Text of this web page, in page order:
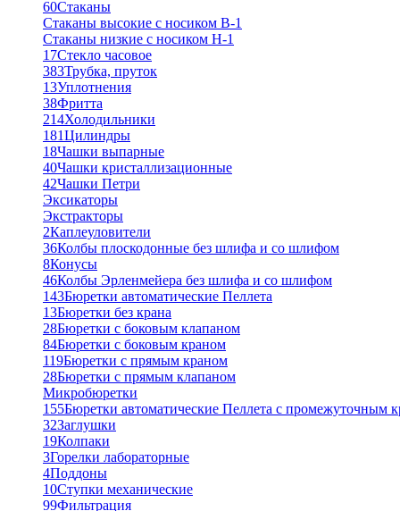
60Стаканы
Стаканы высокие с носиком В-1
Стаканы низкие с носиком Н-1
17Стекло часовое
383Трубка, пруток
13Уплотнения
38Фритта
214Холодильники
181Цилиндры
18Чашки выпарные
40Чашки кристаллизационные
42Чашки Петри
Эксикаторы
Экстракторы
2Каплеуловители
36Колбы плоскодонные без шлифа и со шлифом
8Конусы
46Колбы Эрленмейера без шлифа и со шлифом
143Бюретки автоматические Пеллета
13Бюретки без крана
28Бюретки с боковым клапаном
84Бюретки с боковым краном
119Бюретки с прямым краном
28Бюретки с прямым клапаном
Микробюретки
155Бюретки автоматические Пеллета с промежуточным
32Заглушки
19Колпаки
3Горелки лабораторные
4Поддоны
10Ступки механические
99Фильтрация